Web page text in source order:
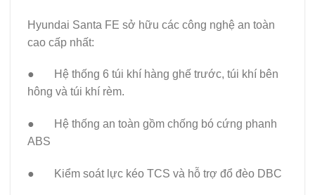
Hyundai Santa FE sở hữu các công nghệ an toàn
cao cấp nhất:
● Hệ thống 6 túi khí hàng ghế trước, túi khí bên
hông và túi khí rèm.
● Hệ thống an toàn gồm chống bó cứng phanh
ABS
● Kiểm soát lực kéo TCS và hỗ trợ đổ đèo DBC